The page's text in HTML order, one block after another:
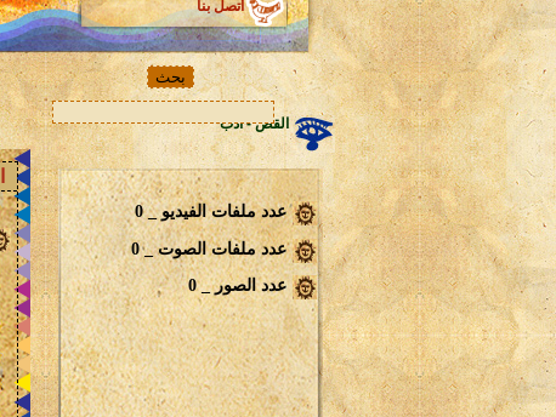
أتصل بنا
القص - ادب
عدد ملفات الفيديو _ 0
عدد ملفات الصوت _ 0
عدد الصور _ 0